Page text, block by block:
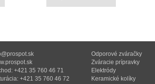
Možnosti
si
môžete
Možnosti
si
môžete
+421 35 760 46 71
+421 35 760 46 72
Odporové zváračky
Zváracie prípravky
Elektródy
Keramické kolíky